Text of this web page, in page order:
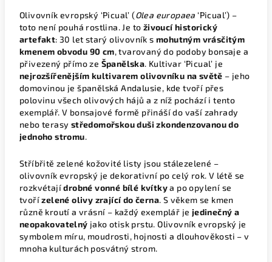
Olivovník evropský ‘Picual’ (Olea europaea ‘Picual’) –
toto není pouhá rostlina. Je to živoucí historický
artefakt: 30 let starý olivovník smohutným vrásčitým
kmenem obvodu 90 cm, tvarovaný do podoby bonsaje a
přivezený přímo ze Španělska. Kultivar ‘Picual’ je
nejrozšířenějším kultivarem olivovníku na světě – jeho
domovinou je španělská Andalusie, kde tvoří přes
polovinu všech olivových hájů a z níž pochází i tento
exemplář. V bonsajové formě přináší do vaší zahrady
nebo terasy středomořskou duši zkondenzovanou do
jednoho stromu.
Stříbřitě zelené kožovité listy jsou stálezelené –
olivovník evropský je dekorativní po celý rok. V létě se
rozkvétajídrobné vonné bílé kvítkya po opylení se
tvořízelené olivy zrající do černa. S věkem se kmen
různě kroutí a vrásní – každý exemplář je jedinečný a
neopakovatelný jako otisk prstu. Olivovník evropský je
symbolem míru, moudrosti, hojnosti a dlouhověkosti – v
mnoha kulturách posvátný strom.